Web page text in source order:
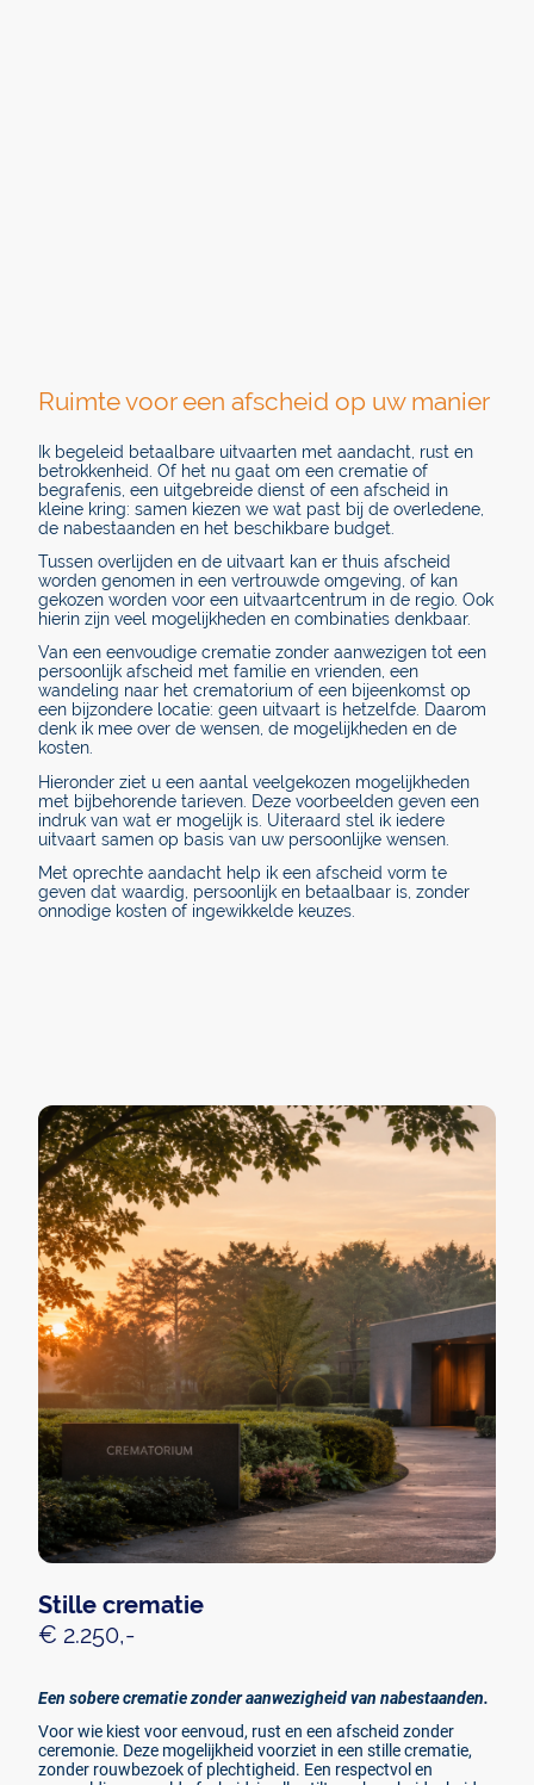
Ruimte voor een afscheid op uw manier
Ik begeleid betaalbare uitvaarten met aandacht, rust en
betrokkenheid. Of het nu gaat om een crematie of
begrafenis, een uitgebreide dienst of een afscheid in
kleine kring: samen kiezen we wat past bij de overledene,
de nabestaanden en het beschikbare budget.
Tussen overlijden en de uitvaart kan er thuis afscheid
worden genomen in een vertrouwde omgeving, of kan
gekozen worden voor een uitvaartcentrum in de regio. Ook
hierin zijn veel mogelijkheden en combinaties denkbaar.
Van een eenvoudige crematie zonder aanwezigen tot een
persoonlijk afscheid met familie en vrienden, een
wandeling naar het crematorium of een bijeenkomst op
een bijzondere locatie: geen uitvaart is hetzelfde. Daarom
denk ik mee over de wensen, de mogelijkheden en de
kosten.
Hieronder ziet u een aantal veelgekozen mogelijkheden
met bijbehorende tarieven. Deze voorbeelden geven een
indruk van wat er mogelijk is. Uiteraard stel ik iedere
uitvaart samen op basis van uw persoonlijke wensen.
Met oprechte aandacht help ik een afscheid vorm te
geven dat waardig, persoonlijk en betaalbaar is, zonder
onnodige kosten of ingewikkelde keuzes.
Stille crematie
€ 2.250,-
Een sobere crematie zonder aanwezigheid van nabestaanden.
Voor wie kiest voor eenvoud, rust en een afscheid zonder
ceremonie. Deze mogelijkheid voorziet in een stille crematie,
zonder rouwbezoek of plechtigheid. Een respectvol en